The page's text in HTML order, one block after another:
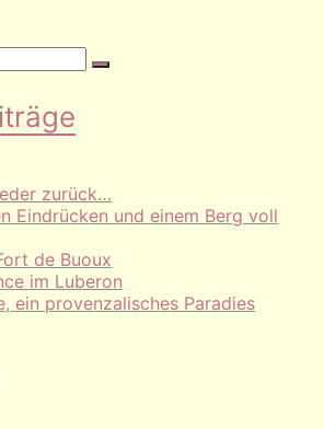
zurück…
Eindrücken und einem Berg voll
de Buoux
im Luberon
ein provenzalisches Paradies